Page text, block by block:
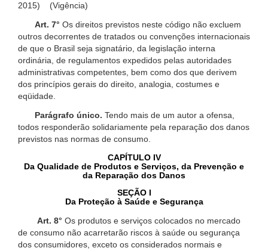
2015) (Vigência)
Art. 7° Os direitos previstos neste código não excluem
outros decorrentes de tratados ou convenções internacionais
de que o Brasil seja signatário, da legislação interna
ordinária, de regulamentos expedidos pelas autoridades
administrativas competentes, bem como dos que derivem
dos princípios gerais do direito, analogia, costumes e
eqüidade.
Parágrafo único. Tendo mais de um autor a ofensa,
todos responderão solidariamente pela reparação dos danos
previstos nas normas de consumo.
CAPÍTULO IV
Da Qualidade de Produtos e Serviços, da Prevenção e
da Reparação dos Danos
SEÇÃO I
Da Proteção à Saúde e Segurança
Art. 8° Os produtos e serviços colocados no mercado
de consumo não acarretarão riscos à saúde ou segurança
dos consumidores, exceto os considerados normais e